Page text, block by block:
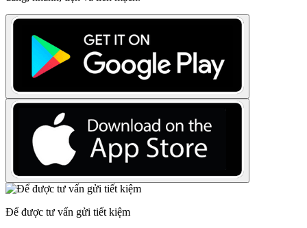
Để được tư vấn gửi tiết kiệm